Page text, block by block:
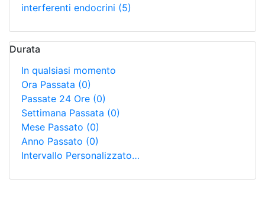
interferenti endocrini (5)
Durata
In qualsiasi momento
Ora Passata (0)
Passate 24 Ore (0)
Settimana Passata (0)
Mese Passato (0)
Anno Passato (0)
Intervallo Personalizzato…